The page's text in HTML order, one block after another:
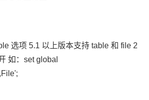
选项 5.1 以上版本支持 table 和 file 2
如：set global